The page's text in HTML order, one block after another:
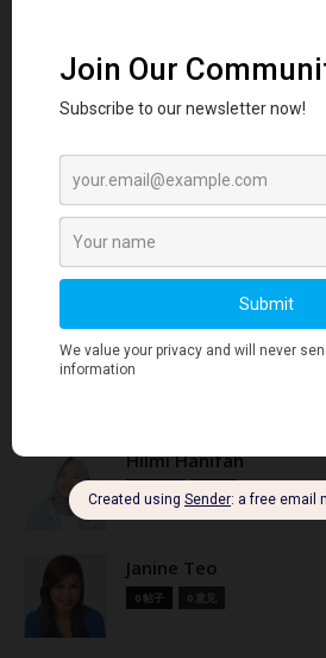
4 帖子 0 意见
Febianty Permata
55 帖子 0 意见
Finfin Nataly
Hilmi Hanifah
287 帖子 0 意见
Janine Teo
0 帖子 0 意见